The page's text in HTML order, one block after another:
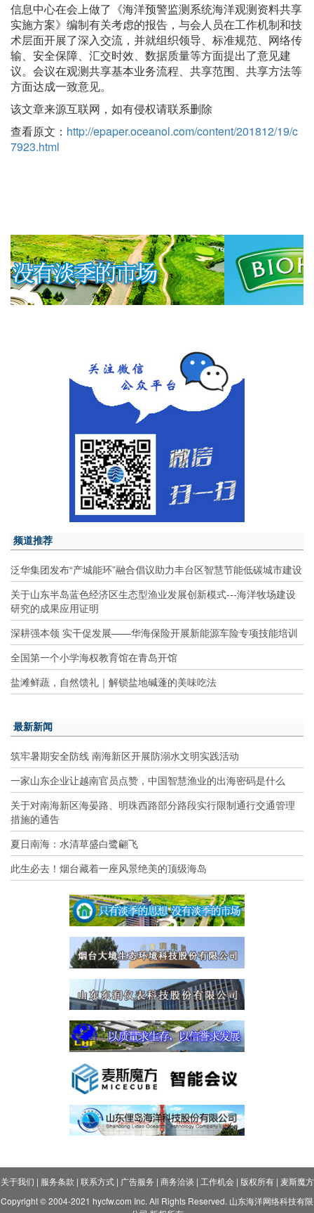
信息中心在会上做了《海洋预警监测系统海洋观测资料共享
实施方案》编制有关考虑的报告，与会人员在工作机制和技
术层面开展了深入交流，并就组织领导、标准规范、网络传
输、安全保障、汇交时效、数据质量等方面提出了意见建
议。会议在观测共享基本业务流程、共享范围、共享方法等
方面达成一致意见。
该文章来源互联网，如有侵权请联系删除
查看原文： http://epaper.oceanol.com/content/201812/19/c
7923.html
频道推荐
泛华集团发布“产城能环”融合倡议助力丰台区智慧节能低碳城市建设
关于山东半岛蓝色经济区生态型渔业发展创新模式---海洋牧场建设
研究的成果应用证明
深耕强本领 实干促发展——华海保险开展新能源车险专项技能培训
全国第一个小学海权教育馆在青岛开馆
盐滩鲜蔬，自然馈礼｜解锁盐地碱蓬的美味吃法
最新新闻
筑牢暑期安全防线 南海新区开展防溺水文明实践活动
一家山东企业让越南官员点赞，中国智慧渔业的出海密码是什么
关于对南海新区海晏路、明珠西路部分路段实行限制通行交通管理
措施的通告
夏日南海：水清草盛白鹭翩飞
此生必去！烟台藏着一座风景绝美的顶级海岛
关于我们 | 服务条款 | 联系方式| 广告服务 | 商务洽谈 | 工作机会| 版权所有| 麦斯魔方
Copyright © 2004-2021 hycfw.com Inc. All Rights Reserved. 山东海洋网络科技有限